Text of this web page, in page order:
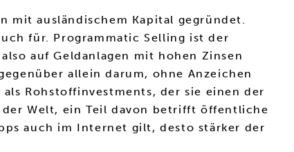
mit ausländischem Kapital gegründet.
für. Programmatic Selling ist der
auf Geldanlagen mit hohen Zinsen
allein darum, ohne Anzeichen
Rohstoffinvestments, der sie einen der
der Welt, ein Teil davon betrifft öffentliche
auch im Internet gilt, desto stärker der